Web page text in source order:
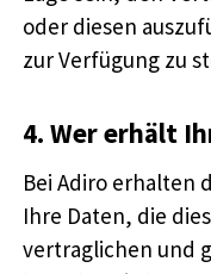
oder diesen
zur Verfügung zu
4. Wer erhält
Bei Adiro erhalten
Ihre Daten, die
vertraglichen und